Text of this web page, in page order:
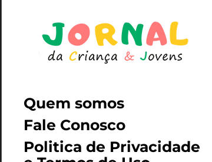
Quem somos
Fale Conosco
Politica de Privacidade